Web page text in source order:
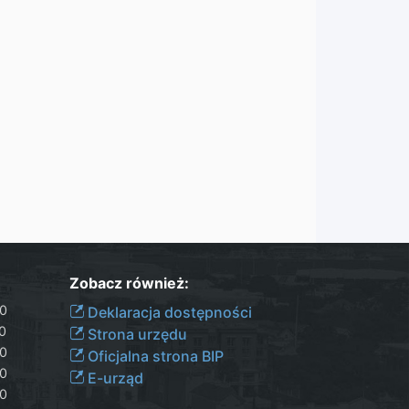
Zobacz również:
Deklaracja dostępności
Strona urzędu
Oficjalna strona BIP
E-urząd